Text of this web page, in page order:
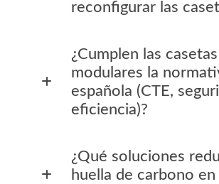
reconfigurar las
¿Cumplen las casetas
modulares la
española (CTE,
eficiencia)?
¿Qué soluciones
huella de carbono en